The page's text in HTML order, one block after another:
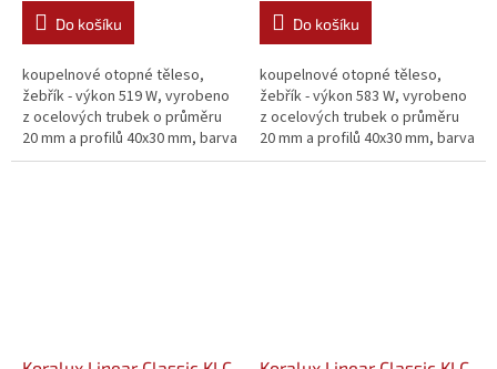
Do košíku
koupelnové otopné těleso,
žebřík - výkon 519 W, vyrobeno
z ocelových trubek o průměru
20 mm a profilů 40x30 mm, barva
bílá
Do košíku
koupelnové otopné těleso,
žebřík - výkon 583 W, vyrobeno
z ocelových trubek o průměru
20 mm a profilů 40x30 mm, barva
bílá